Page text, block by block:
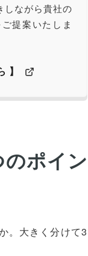
しながら貴社の
提案いたしま
】
ポイン
。大きく分けて3